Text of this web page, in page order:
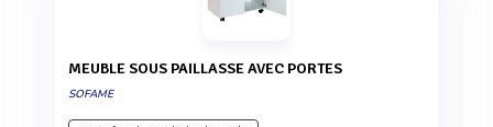
MEUBLE SOUS PAILLASSE AVEC PORTES
SOFAME